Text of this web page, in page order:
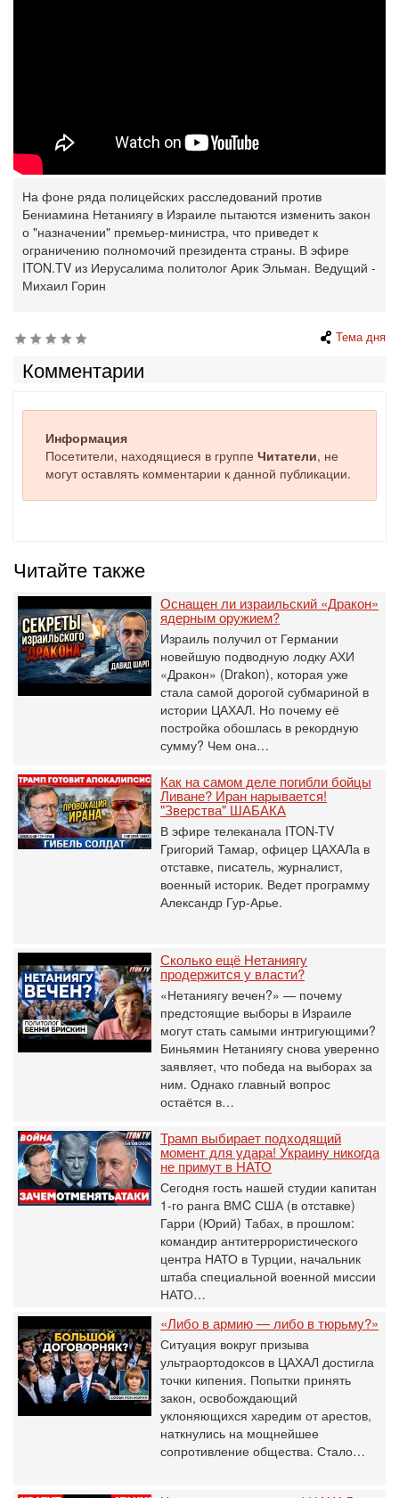
На фоне ряда полицейских расследований против
Бениамина Нетаниягу в Израиле пытаются изменить закон
о "назначении" премьер-министра, что приведет к
ограничению ‎полномочий президента страны. В эфире
ITON.TV из Иерусалима политолог Арик Эльман. ‎Ведущий -
Михаил Горин
Тема дня
Комментарии
Информация
Посетители, находящиеся в группе Читатели, не
могут оставлять комментарии к данной публикации.
Читайте также
Оснащен ли израильский «Дракон»
ядерным оружием?
Израиль получил от Германии
новейшую подводную лодку АХИ
«Дракон» (Drakon), которая уже
стала самой дорогой субмариной в
истории ЦАХАЛ. Но почему её
постройка обошлась в рекордную
сумму? Чем она…
Как на самом деле погибли бойцы
Ливане? Иран нарывается!
"Зверства" ШАБАКА
В эфире телеканала ITON-TV
Григорий Тамар, офицер ЦАХАЛа в
отставке, писатель, журналист,
военный историк. Ведет программу
Александр Гур-Арье.
Сколько ещё Нетаниягу
продержится у власти?
«Нетаниягу вечен?» — почему
предстоящие выборы в Израиле
могут стать самыми интригующими?
Биньямин Нетаниягу снова уверенно
заявляет, что победа на выборах за
ним. Однако главный вопрос
остаётся в…
Трамп выбирает подходящий
момент для удара! Украину никогда
не примут в НАТО
Сегодня гость нашей студии капитан
1-го ранга ВМC США (в отставке)
Гарри (Юрий) Табах, в прошлом:
командир антитеррористического
центра НАТО в Турции, начальник
штаба специальной военной миссии
НАТО…
«Либо в армию — либо в тюрьму?»
Ситуация вокруг призыва
ультраортодоксов в ЦАХАЛ достигла
точки кипения. Попытки принять
закон, освобождающий
уклоняющихся харедим от арестов,
наткнулись на мощнейшее
сопротивление общества. Стало…